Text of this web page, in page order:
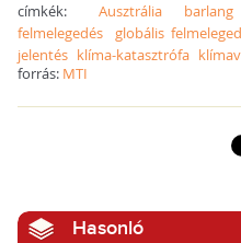
címkék:Ausztrália barlang
felmelegedés
globális
jelentés klíma-katasztrófa
forrás: MTI
Hasonló